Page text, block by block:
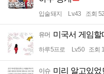
입술돼지 Lv.43 조회
유머 미국서 게임
하루5프로 Lv.50 조회
이슈 미리 알고있